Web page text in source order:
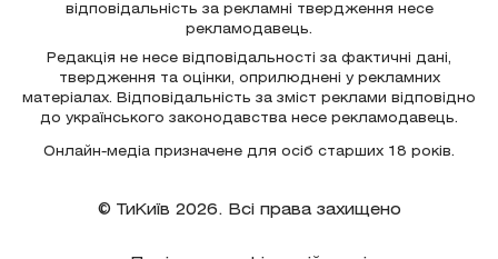
відповідальність за рекламні твердження несе
рекламодавець.
Редакція не несе відповідальності за фактичні дані,
твердження та оцінки, оприлюднені у рекламних
матеріалах. Відповідальність за зміст реклами відповідно
до українського законодавства несе рекламодавець.
Онлайн-медіа призначене для осіб старших 18 років.
© ТиКиїв 2026. Всі права захищено